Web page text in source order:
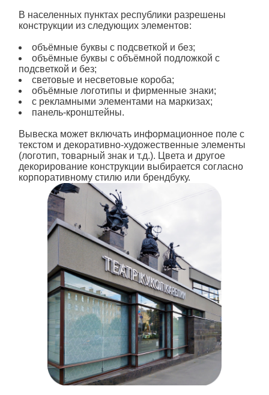
В населенных пунктах республики разрешены
конструкции из следующих элементов:
объёмные буквы с подсветкой и без;
объёмные буквы с объёмной подложкой с
подсветкой и без;
световые и несветовые короба;
объёмные логотипы и фирменные знаки;
с рекламными элементами на маркизах;
панель-кронштейны.
Вывеска может включать информационное поле с
текстом и декоративно-художественные элементы
(логотип, товарный знак и т.д.). Цвета и другое
декорирование конструкции выбирается согласно
корпоративному стилю или брендбуку.